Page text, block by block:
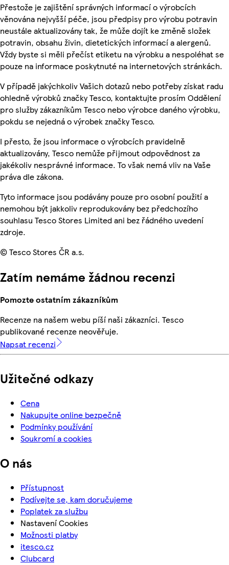
Přestože je zajištění správných informací o výrobcích
věnována nejvyšší péče, jsou předpisy pro výrobu potravin
neustále aktualizovány tak, že může dojít ke změně složek
potravin, obsahu živin, dietetických informací a alergenů.
Vždy byste si měli přečíst etiketu na výrobku a nespoléhat se
pouze na informace poskytnuté na internetových stránkách.
V případě jakýchkoliv Vašich dotazů nebo potřeby získat radu
ohledně výrobků značky Tesco, kontaktujte prosím Oddělení
pro služby zákazníkům Tesco nebo výrobce daného výrobku,
pokdu se nejedná o výrobek značky Tesco.
I přesto, že jsou informace o výrobcích pravidelně
aktualizovány, Tesco nemůže přijmout odpovědnost za
jakékoliv nesprávné informace. To však nemá vliv na Vaše
práva dle zákona.
Tyto informace jsou podávány pouze pro osobní použití a
nemohou být jakkoliv reprodukovány bez předchozího
souhlasu Tesco Stores Limited ani bez řádného uvedení
zdroje.
© Tesco Stores ČR a.s.
Zatím nemáme žádnou recenzi
Pomozte ostatním zákazníkům
Recenze na našem webu píší naši zákazníci. Tesco
publikované recenze neověřuje.
Napsat recenzi
Užitečné odkazy
Cena
Nakupujte online bezpečně
Podmínky používání
Soukromí a cookies
O nás
Přístupnost
Podívejte se, kam doručujeme
Poplatek za službu
Nastavení Cookies
Možnosti platby
itesco.cz
Clubcard